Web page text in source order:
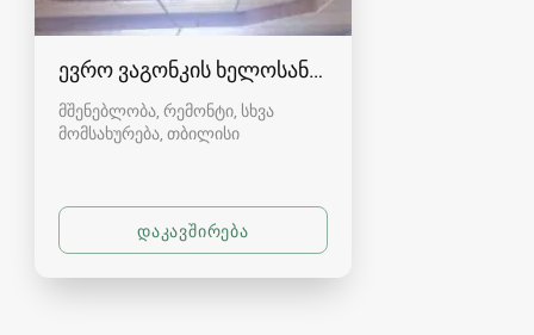
ევრო ვაგონკის ხელოსანი ( აშიბკის)
მშენებლობა, რემონტი, სხვა
მომსახურება თბილისი